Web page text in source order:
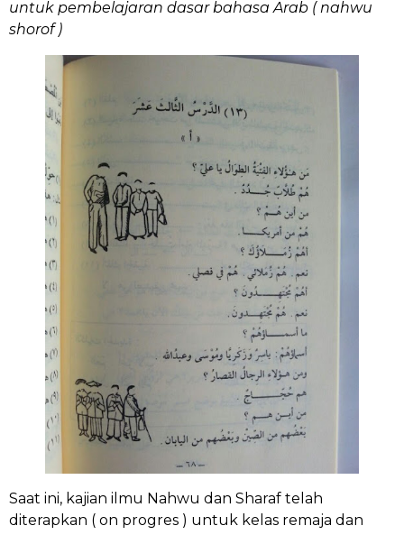
untuk pembelajaran dasar bahasa Arab ( nahwu
shorof )
Saat ini, kajian ilmu Nahwu dan Sharaf telah
diterapkan ( on progres ) untuk kelas remaja dan